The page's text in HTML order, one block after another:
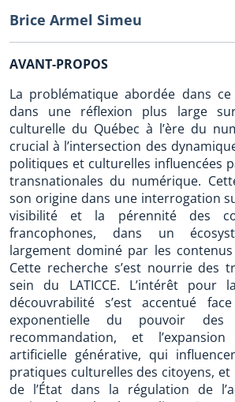
Brice Armel Simeu
AVANT-PROPOS
La problématique abordée dans ce
dans une réflexion plus large
culturelle du Québec à l’ère du
crucial à l’intersection des
politiques et culturelles influencées
transnationales du numérique.
son origine dans une interrogation
visibilité et la pérennité des
francophones, dans un
largement dominé par les contenus
Cette recherche s’est nourrie des
sein du LATICCE. L’intérêt pour
découvrabilité s’est accentué
exponentielle du pouvoir des
recommandation, et
artificielle générative, qui
pratiques culturelles des citoyens,
de l’État dans la régulation de